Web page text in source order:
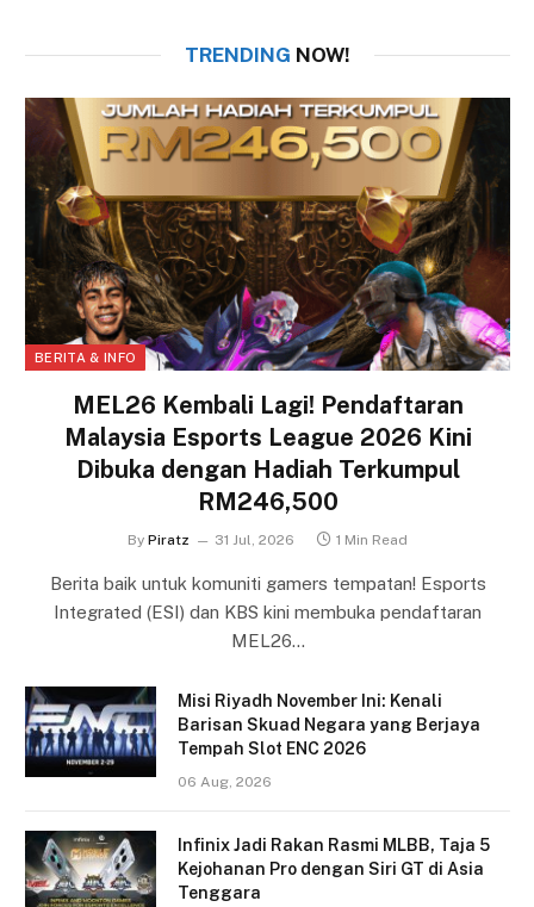
TRENDING NOW!
BERITA & INFO
MEL26 Kembali Lagi! Pendaftaran
Malaysia Esports League 2026 Kini
Dibuka dengan Hadiah Terkumpul
RM246,500
By Piratz 31 Jul, 2026 1 Min Read
Berita baik untuk komuniti gamers tempatan! Esports
Integrated (ESI) dan KBS kini membuka pendaftaran
MEL26…
Misi Riyadh November Ini: Kenali
Barisan Skuad Negara yang Berjaya
Tempah Slot ENC 2026
06 Aug, 2026
Infinix Jadi Rakan Rasmi MLBB, Taja 5
Kejohanan Pro dengan Siri GT di Asia
Tenggara